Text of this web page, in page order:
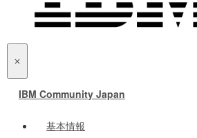
IBM Community Japan
基本情報